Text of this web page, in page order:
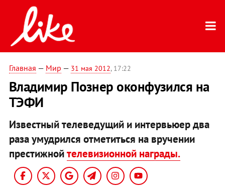
Главная — Мир — 31 мая 2012, 17:22
Владимир Познер оконфузился на
ТЭФИ
Известный телеведущий и интервьюер два
раза умудрился отметиться на вручении
престижнойтелевизионной награды.